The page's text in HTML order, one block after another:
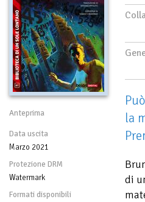
Anteprima
Data uscita
Marzo 2021
Protezione DRM
Watermark
Formati disponibili
la
di